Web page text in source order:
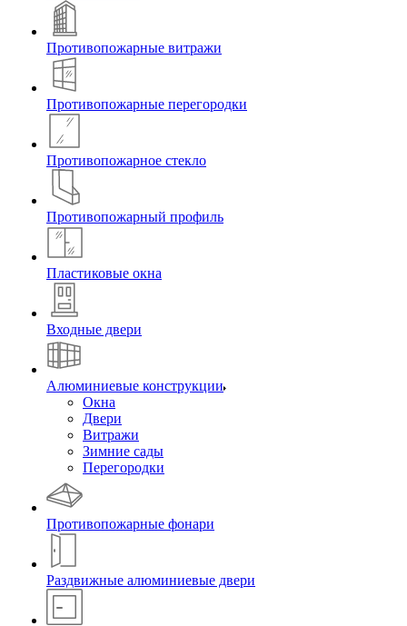
Противопожарные витражи
Противопожарные перегородки
Противопожарное стекло
Противопожарный профиль
Пластиковые окна
Входные двери
Алюминиевые конструкции
Окна
Двери
Витражи
Зимние сады
Перегородки
Противопожарные фонари
Раздвижные алюминиевые двери